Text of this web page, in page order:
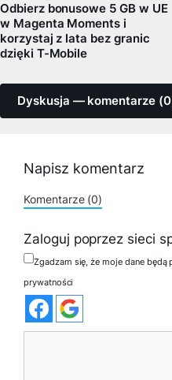
Odbierz bonusowe 5 GB w UE
w Magenta Moments i
korzystaj z lata bez granic
dzięki T-Mobile
Dyskusja — komentarze
Napisz komentarz
Komentarze (0)
Zaloguj poprzez sieci
Zgadzam się, że moje dane
prywatności